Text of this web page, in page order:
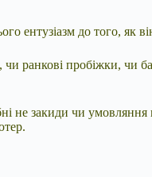
ентузіазм до того, як
ранкові пробіжки, чи
не закиди чи умовляння